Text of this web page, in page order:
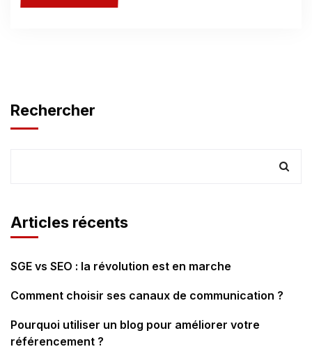
Rechercher
Articles récents
SGE vs SEO : la révolution est en marche
Comment choisir ses canaux de communication ?
Pourquoi utiliser un blog pour améliorer votre
référencement ?